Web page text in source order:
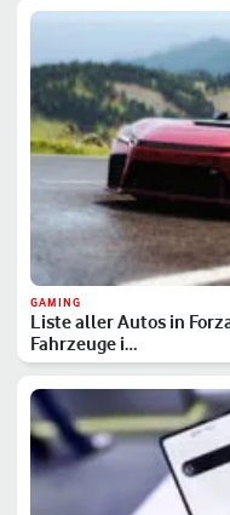
GAMING
Liste aller Autos in
Fahrzeuge i…